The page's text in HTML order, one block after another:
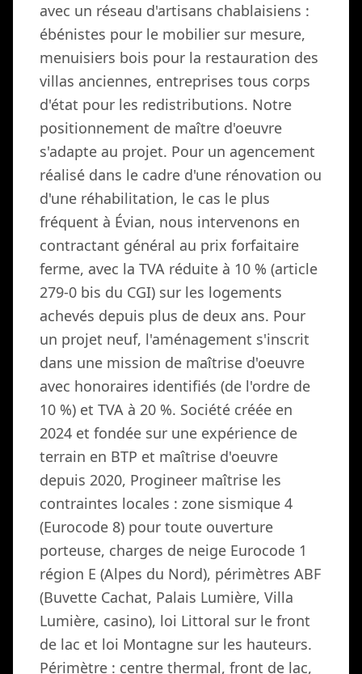
avec un réseau d'artisans chablaisiens :
ébénistes pour le mobilier sur mesure,
menuisiers bois pour la restauration des
villas anciennes, entreprises tous corps
d'état pour les redistributions. Notre
positionnement de maître d'oeuvre
s'adapte au projet. Pour un agencement
réalisé dans le cadre d'une rénovation ou
d'une réhabilitation, le cas le plus
fréquent à Évian, nous intervenons en
contractant général au prix forfaitaire
ferme, avec la TVA réduite à 10 % (article
279-0 bis du CGI) sur les logements
achevés depuis plus de deux ans. Pour
un projet neuf, l'aménagement s'inscrit
dans une mission de maîtrise d'oeuvre
avec honoraires identifiés (de l'ordre de
10 %) et TVA à 20 %. Société créée en
2024 et fondée sur une expérience de
terrain en BTP et maîtrise d'oeuvre
depuis 2020, Progineer maîtrise les
contraintes locales : zone sismique 4
(Eurocode 8) pour toute ouverture
porteuse, charges de neige Eurocode 1
région E (Alpes du Nord), périmètres ABF
(Buvette Cachat, Palais Lumière, Villa
Lumière, casino), loi Littoral sur le front
de lac et loi Montagne sur les hauteurs.
Périmètre : centre thermal, front de lac,